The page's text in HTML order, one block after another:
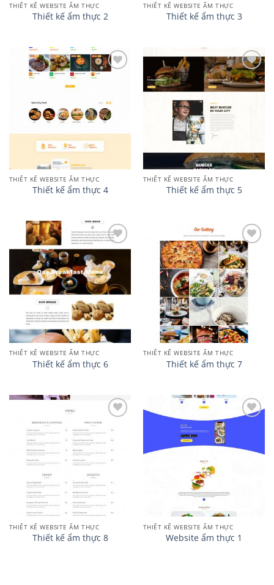
THIẾT KẾ WEBSITE ẨM THỰC
Thiết kế ẩm thực 2
THIẾT KẾ WEBSITE ẨM THỰC
Thiết kế ẩm thực 3
THIẾT KẾ WEBSITE ẨM THỰC
Thiết kế ẩm thực 4
Add to
wishlist
THIẾT KẾ WEBSITE ẨM THỰC
Thiết kế ẩm thực 5
Add to
wishlist
THIẾT KẾ WEBSITE ẨM THỰC
Thiết kế ẩm thực 6
Add to
wishlist
THIẾT KẾ WEBSITE ẨM THỰC
Thiết kế ẩm thực 7
Add to
wishlist
THIẾT KẾ WEBSITE ẨM THỰC
Thiết kế ẩm thực 8
THIẾT KẾ WEBSITE ẨM THỰC
Website ẩm thực 1